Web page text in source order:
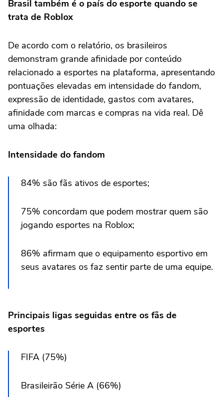
Brasil também é o país do esporte quando se
trata de Roblox
De acordo com o relatório, os brasileiros
demonstram grande afinidade por conteúdo
relacionado a esportes na plataforma, apresentando
pontuações elevadas em intensidade do fandom,
expressão de identidade, gastos com avatares,
afinidade com marcas e compras na vida real. Dê
uma olhada:
Intensidade do fandom
84% são fãs ativos de esportes;
75% concordam que podem mostrar quem são
jogando esportes na Roblox;
86% afirmam que o equipamento esportivo em
seus avatares os faz sentir parte de uma equipe.
Principais ligas seguidas entre os fãs de
esportes
FIFA (75%)
Brasileirão Série A (66%)